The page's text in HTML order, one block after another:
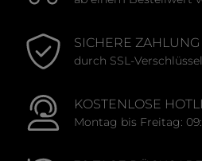
SICHERE ZAHLUNG
durch SSL-
KOSTENLOSE
Montag bis Freitag: